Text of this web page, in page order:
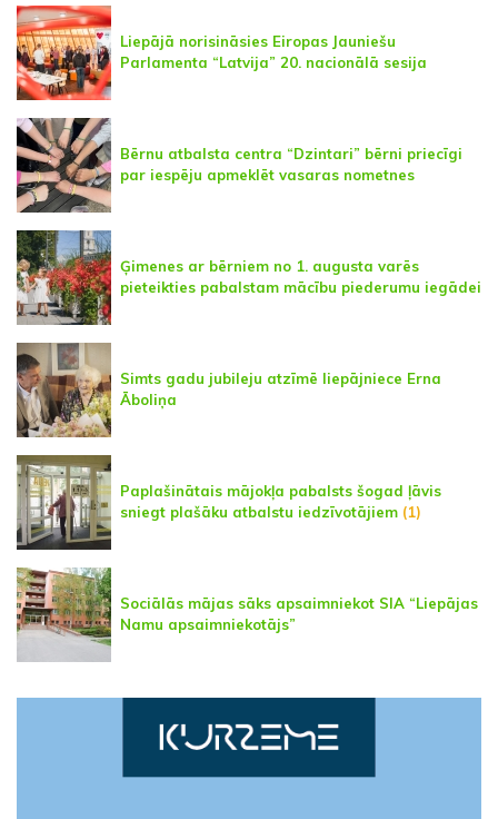
Liepājā norisināsies Eiropas Jauniešu
Parlamenta “Latvija” 20. nacionālā sesija
Bērnu atbalsta centra “Dzintari” bērni priecīgi
par iespēju apmeklēt vasaras nometnes
Ģimenes ar bērniem no 1. augusta varēs
pieteikties pabalstam mācību piederumu iegādei
Simts gadu jubileju atzīmē liepājniece Erna
Āboliņa
Paplašinātais mājokļa pabalsts šogad ļāvis
sniegt plašāku atbalstu iedzīvotājiem (1)
Sociālās mājas sāks apsaimniekot SIA “Liepājas
Namu apsaimniekotājs”